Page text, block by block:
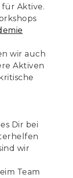
für Aktive.
wir auch
Aktiven
Dir bei
wir
Team